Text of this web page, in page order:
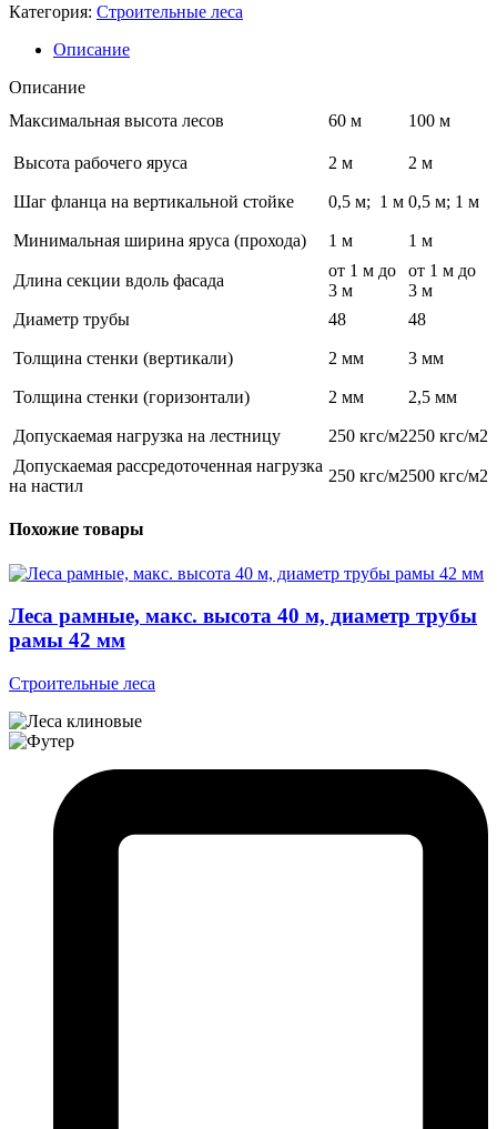
Категория: Строительные леса
Описание
Описание
Максимальная высота лесов
60 м 100 м
Высота рабочего яруса 2 м 2 м
Шаг фланца на вертикальной стойке 0,5 м; 1 м 0,5 м; 1 м
Минимальная ширина яруса (прохода) 1 м 1 м
Длина секции вдоль фасада
от 1 м до
3 м
от 1 м до
3 м
Диаметр трубы
48 48
Толщина стенки (вертикали) 2 мм 3 мм
Толщина стенки (горизонтали) 2 мм 2,5 мм
Допускаемая нагрузка на лестницу 250 кгс/м2250 кгс/м2
Допускаемая рассредоточенная нагрузка
на настил
250 кгс/м2500 кгс/м2
Похожие товары
Леса рамные, макс. высота 40 м, диаметр трубы
рамы 42 мм
Строительные леса